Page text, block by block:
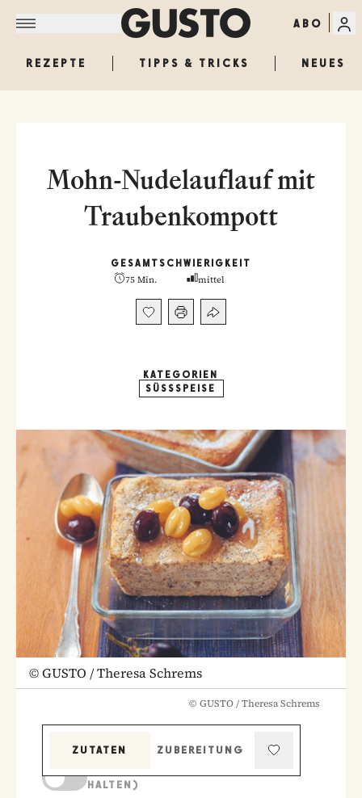
ABO
REZEPTE TIPPS & TRICKS NEUES
Mohn-Nudelauflauf mit
Traubenkompott
GESAMT
75 Min.
SCHWIERIGKEIT
mittel
KATEGORIEN
SÜSSSPEISE
©GUSTO / Theresa Schrems
© GUSTO / Theresa Schrems
ZUTATEN
ZUBEREITUNG
HALTEN)